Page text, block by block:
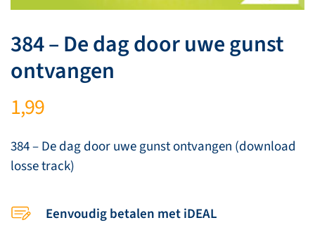
384 – De dag door uwe gunst
ontvangen
1,99
384 – De dag door uwe gunst ontvangen (download
losse track)
Eenvoudig betalen met iDEAL